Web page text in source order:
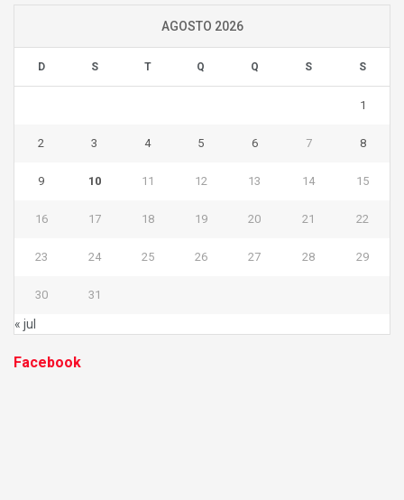
AGOSTO 2026
D S T Q Q S S
1
2 3 4 5 6 7 8
9 10 11 12 13 14 15
16 17 18 19 20 21 22
23 24 25 26 27 28 29
30 31
« jul
Facebook